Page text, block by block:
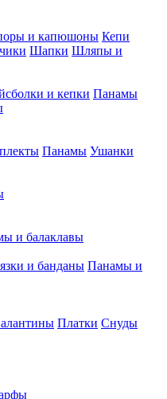
и капюшоны Кепи
Шапки Шляпы и
и кепки Панамы
Панамы Ушанки
и балаклавы
и банданы Панамы и
Платки Снуды